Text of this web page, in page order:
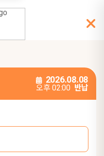
2026.08.08
오후 02:00 반납